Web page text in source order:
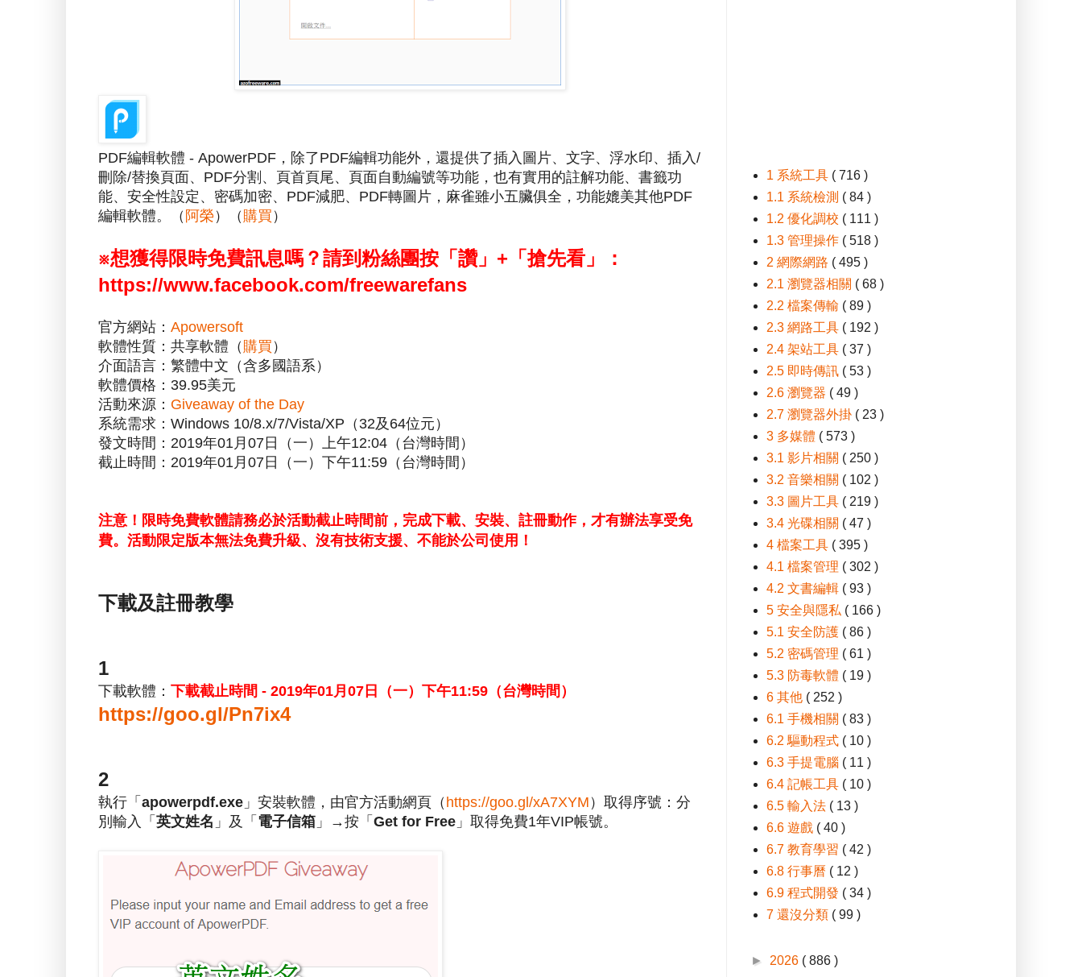
PDF編輯軟體 - ApowerPDF，除了PDF編輯功能外，還提供了插入圖片、文字、浮水印、插入/
刪除/替換頁面、PDF分割、頁首頁尾、頁面自動編號等功能，也有實用的註解功能、書籤功
能、安全性設定、密碼加密、PDF減肥、PDF轉圖片，麻雀雖小五臟俱全，功能媲美其他PDF
編輯軟體。（ 阿榮 ）（ 購買 ）
※想獲得限時免費訊息嗎？請到粉絲團按「讚」+「搶先看」：
https://www.facebook.com/freewarefans
官方網站： Apowersoft
軟體性質：共享軟體（ 購買 ）
介面語言：繁體中文（含多國語系）
軟體價格：39.95美元
活動來源： Giveaway of the Day
系統需求：Windows 10/8.x/7/Vista/XP（32及64位元）
發文時間：2019年01月07日（一）上午12:04（台灣時間）
截止時間：2019年01月07日（一）下午11:59（台灣時間）
注意！限時免費軟體請務必於活動截止時間前，完成下載、安裝、註冊動作，才有辦法享受免
費。活動限定版本無法免費升級、沒有技術支援、不能於公司使用！
下載及註冊教學
1
下載軟體： 下載截止時間 - 2019年01月07日（一）下午11:59（台灣時間）
https://goo.gl/Pn7ix4
2
執行「 apowerpdf.exe 」安裝軟體，由官方活動網頁（ https://goo.gl/xA7XYM ）取得序號：分
別輸入「 英文姓名 」及「 電子信箱 」→按「 Get for Free 」取得免費1年VIP帳號。
1 系統工具 ( 716 )
1.1 系統檢測 ( 84 )
1.2 優化調校 ( 111 )
1.3 管理操作 ( 518 )
2 網際網路 ( 495 )
2.1 瀏覽器相關 ( 68 )
2.2 檔案傳輸 ( 89 )
2.3 網路工具 ( 192 )
2.4 架站工具 ( 37 )
2.5 即時傳訊 ( 53 )
2.6 瀏覽器 ( 49 )
2.7 瀏覽器外掛 ( 23 )
3 多媒體 ( 573 )
3.1 影片相關 ( 250 )
3.2 音樂相關 ( 102 )
3.3 圖片工具 ( 219 )
3.4 光碟相關 ( 47 )
4 檔案工具 ( 395 )
4.1 檔案管理 ( 302 )
4.2 文書編輯 ( 93 )
5 安全與隱私 ( 166 )
5.1 安全防護 ( 86 )
5.2 密碼管理 ( 61 )
5.3 防毒軟體 ( 19 )
6 其他 ( 252 )
6.1 手機相關 ( 83 )
6.2 驅動程式 ( 10 )
6.3 手提電腦 ( 11 )
6.4 記帳工具 ( 10 )
6.5 輸入法 ( 13 )
6.6 遊戲 ( 40 )
6.7 教育學習 ( 42 )
6.8 行事曆 ( 12 )
6.9 程式開發 ( 34 )
7 還沒分類 ( 99 )
► 2026 ( 886 )